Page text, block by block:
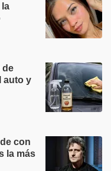
de
auto y
con
la más